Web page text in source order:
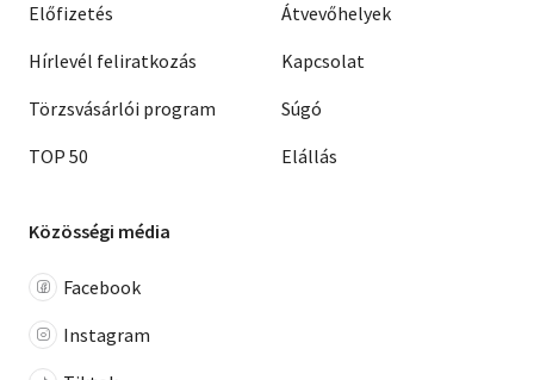
Előfizetés
Hírlevél feliratkozás
Törzsvásárlói program
TOP 50
Átvevőhelyek
Kapcsolat
Súgó
Elállás
Közösségi média
Facebook
Instagram